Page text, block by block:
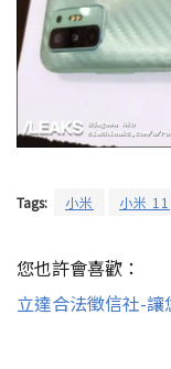
Tags: 小米 小米 11
您也許會喜歡：
立達合法徵信社-